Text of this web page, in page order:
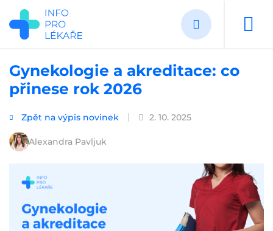
Přejít
hlavnímu
obsahu
Gynekologie a akreditace: co
přinese rok 2026
Zpět na výpis novinek 2. 10. 2025
Alexandra Pavljuk